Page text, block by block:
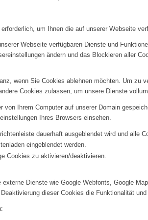
um Ihnen die auf unserer Webseite
Webseite verfügbaren Dienste und
ändern und das Blockieren aller
wenn Sie Cookies ablehnen möchten. Um zu
Cookies zulassen, um unsere Dienste
von Ihrem Computer auf unserer Domain
Ihres Browsers einsehen.
dauerhaft ausgeblendet wird und alle
eingeblendet werden.
Cookies zu aktivieren/deaktivieren.
Dienste wie Google Webfonts, Google
dieser Cookies die Funktionalität